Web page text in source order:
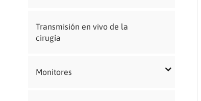
Transmisión en vivo de la
cirugía
Monitores